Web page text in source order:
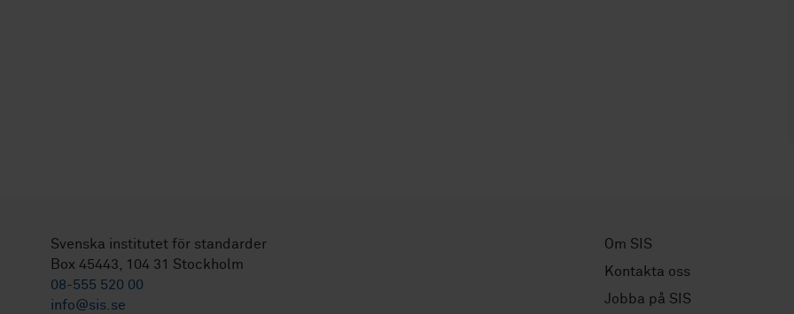
Svenska institutet för standarder
Box 45443, 104 31 Stockholm
08-555 520 00
info@sis.se
Om SIS
Kontakta oss
Jobba på SIS